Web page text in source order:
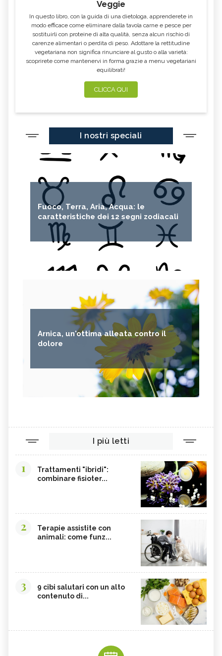
PERCARBONATO DEEP SEA MINING
CASETTE DELLE STELLE JANE GOODALL
BUCO NERO WOMEN EMPOWERMENT
PANNELI SOLARI
KAMALA HARRIS
FAIRTRADE SDGS
SIR DAVID ATTENBOROUGH
AURORA BOREALE BICICLETTA
REINHOLD MESSNER
ALTROCONSUMO ECONOMIA CIRCOLARE
CARAFFE FILTRANTI
Veggie
In questo libro, con la guida di una dietologa, apprenderete in
modo efficace come eliminare dalla tavola carne e pesce per
sostituirli con proteine di alta qualità, senza alcun rischio di
carenze alimentari o perdita di peso. Adottare la rettitudine
vegetariana non significa rinunciare al gusto o alla varietà:
scoprirete come mantenervi in forma grazie a menu vegetariani
equilibrati!
CLICCA QUI
I nostri speciali
Fuoco, Terra, Aria, Acqua: le
caratteristiche dei 12 segni zodiacali
Arnica, un'ottima alleata contro il
dolore
I più letti
1
Trattamenti "ibridi":
combinare fisioter...
2
Terapie assistite con
animali: come funz...
3
9 cibi salutari con un alto
contenuto di...